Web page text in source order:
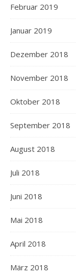
Februar 2019
Januar 2019
Dezember 2018
November 2018
Oktober 2018
September 2018
August 2018
Juli 2018
Juni 2018
Mai 2018
April 2018
März 2018